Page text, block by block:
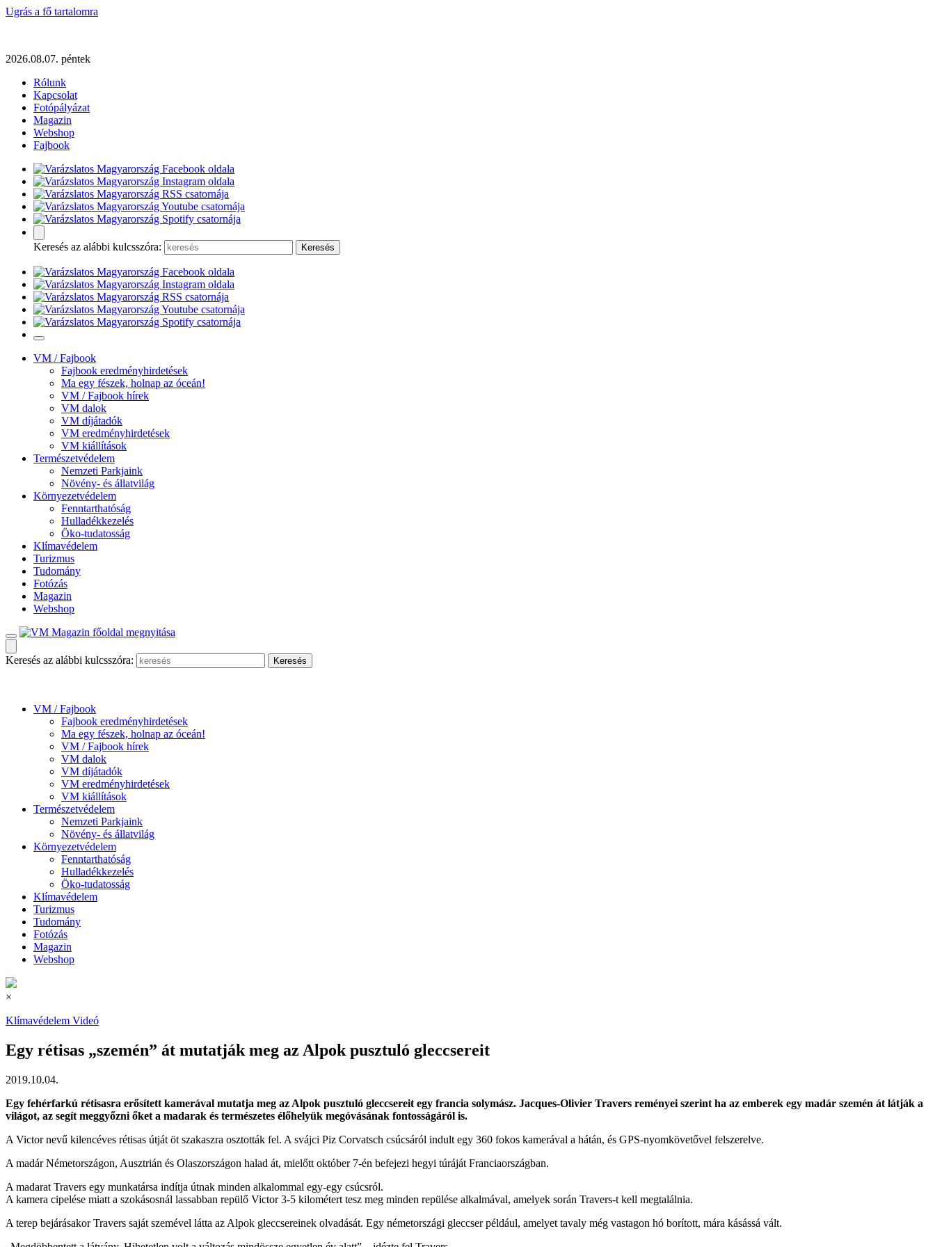
Ugrás a fő tartalomra
2026.08.07. péntek
Rólunk
Kapcsolat
Fotópályázat
Magazin
Webshop
Fajbook
Keresés az alábbi kulcsszóra:
VM / Fajbook
Fajbook eredményhirdetések
Ma egy fészek, holnap az óceán!
VM / Fajbook hírek
VM dalok
VM díjátadók
VM eredményhirdetések
VM kiállítások
Természetvédelem
Nemzeti Parkjaink
Növény- és állatvilág
Környezetvédelem
Fenntarthatóság
Hulladékkezelés
Öko-tudatosság
Klímavédelem
Turizmus
Tudomány
Fotózás
Magazin
Webshop
Keresés az alábbi kulcsszóra:
VM / Fajbook
Fajbook eredményhirdetések
Ma egy fészek, holnap az óceán!
VM / Fajbook hírek
VM dalok
VM díjátadók
VM eredményhirdetések
VM kiállítások
Természetvédelem
Nemzeti Parkjaink
Növény- és állatvilág
Környezetvédelem
Fenntarthatóság
Hulladékkezelés
Öko-tudatosság
Klímavédelem
Turizmus
Tudomány
Fotózás
Magazin
Webshop
×
Klímavédelem Videó
Egy rétisas „szemén” át mutatják meg az Alpok pusztuló gleccsereit
2019.10.04.
Egy fehérfarkú rétisasra erősített kamerával mutatja meg az Alpok pusztuló gleccsereit egy francia solymász. Jacques-Olivier Travers reményei szerint ha az emberek egy madár szemén át látják a
világot, az segít meggyőzni őket a madarak és természetes élőhelyük megóvásának fontosságáról is.
A Victor nevű kilencéves rétisas útját öt szakaszra osztották fel. A svájci Piz Corvatsch csúcsáról indult egy 360 fokos kamerával a hátán, és GPS-nyomkövetővel felszerelve.
A madár Németországon, Ausztrián és Olaszországon halad át, mielőtt október 7-én befejezi hegyi túráját Franciaországban.
A madarat Travers egy munkatársa indítja útnak minden alkalommal egy-egy csúcsról.
A kamera cipelése miatt a szokásosnál lassabban repülő Victor 3-5 kilométert tesz meg minden repülése alkalmával, amelyek során Travers-t kell megtalálnia.
A terep bejárásakor Travers saját szemével látta az Alpok gleccsereinek olvadását. Egy németországi gleccser például, amelyet tavaly még vastagon hó borított, mára kásássá vált.